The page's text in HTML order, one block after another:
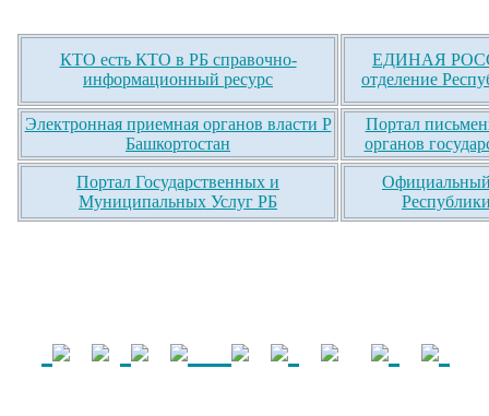
КТО есть КТО в РБ справочно-
информационный ресурс
ЕДИНАЯ
отделение
Электронная приемная органов власти Р
Башкортостан
Портал
органов
Портал Государственных и
Муниципальных Услуг РБ
Официальный